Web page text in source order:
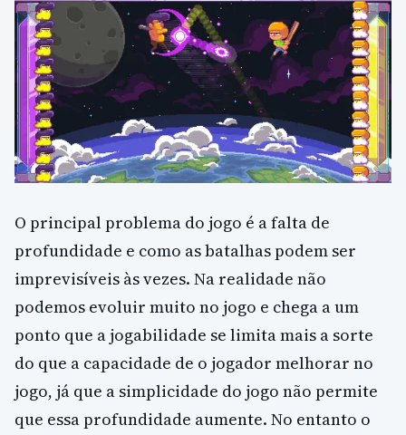
O principal problema do jogo é a falta de
profundidade e como as batalhas podem ser
imprevisíveis às vezes. Na realidade não
podemos evoluir muito no jogo e chega a um
ponto que a jogabilidade se limita mais a sorte
do que a capacidade de o jogador melhorar no
jogo, já que a simplicidade do jogo não permite
que essa profundidade aumente. No entanto o